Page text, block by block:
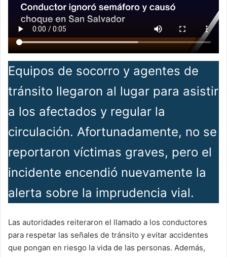
Equipos de socorro y agentes de
tránsito llegaron al lugar para asistir
a los afectados y regular la
circulación. Afortunadamente, no se
reportaron víctimas graves, pero el
incidente encendió nuevamente la
alerta sobre la imprudencia vial.
Las autoridades reiteraron el llamado a los conductores
para respetar las señales de tránsito y evitar accidentes
que pongan en riesgo la vida de las personas. Además,